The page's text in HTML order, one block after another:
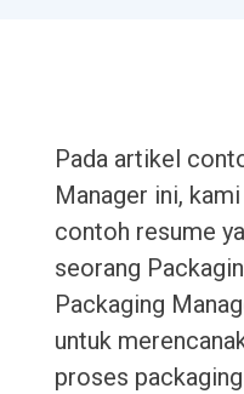
Pada artikel
Manager ini,
contoh resume
seorang
Packaging
untuk
proses